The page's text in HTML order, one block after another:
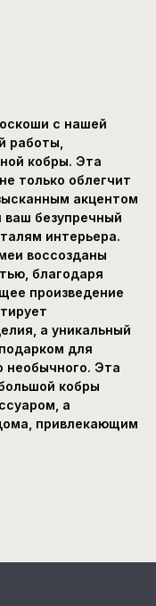
с нашей
работы,
кобры. Эта
только облегчит
акцентом
безупречный
интерьера.
воссозданы
благодаря
произведение
а уникальный
для
необычного. Эта
кобры
а
привлекающим